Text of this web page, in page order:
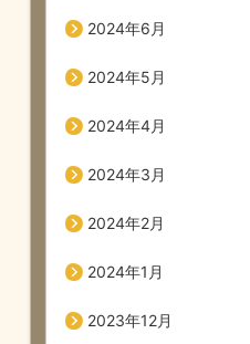
2024年6月
2024年5月
2024年4月
2024年3月
2024年2月
2024年1月
2023年12月